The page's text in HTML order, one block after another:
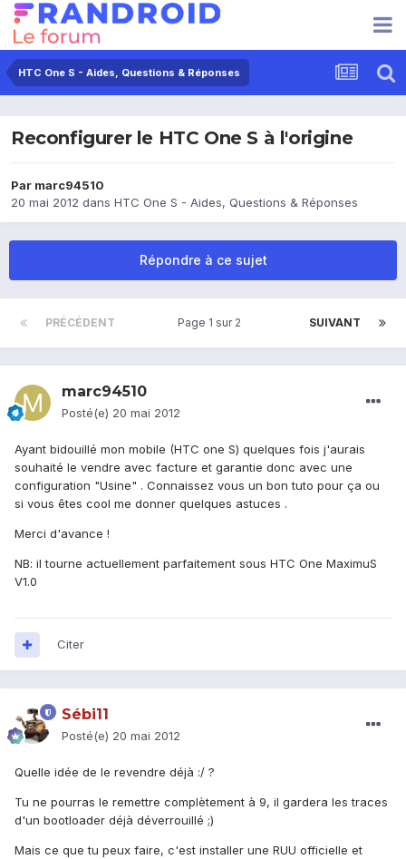
HTC One S - Aides, Questions & Réponses
Reconfigurer le HTC One S à l'origine
Par marc94510
20 mai 2012 dans HTC One S - Aides, Questions & Réponses
Répondre à ce sujet
PRÉCÉDENT SUIVANT
Page 1 sur 2
marc94510
Posté(e) 20 mai 2012
Ayant bidouillé mon mobile (HTC one S) quelques fois j'aurais
souhaité le vendre avec facture et garantie donc avec une
configuration "Usine" . Connaissez vous un bon tuto pour ça ou
si vous êtes cool me donner quelques astuces .
Merci d'avance !
NB: il tourne actuellement parfaitement sous HTC One MaximuS
V1.0
Citer
Sébi11
Posté(e) 20 mai 2012
Quelle idée de le revendre déjà :/ ?
Tu ne pourras le remettre complètement à 9, il gardera les traces
d'un bootloader déjà déverrouillé ;)
Mais ce que tu peux faire, c'est installer une RUU officielle et